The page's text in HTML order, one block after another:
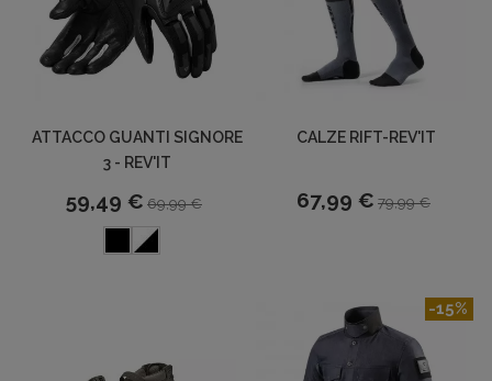
ATTACCO GUANTI SIGNORE
3 - REV'IT
59,49 € 69,99 €
CALZE RIFT-REV'IT
67,99 € 79,99 €
-15%